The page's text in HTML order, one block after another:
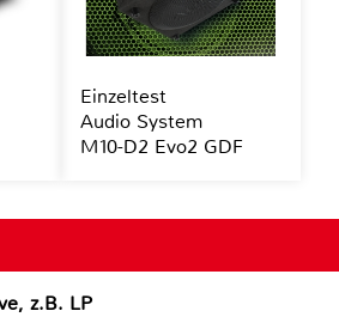
z.B. LP
Einzeltest
Audio System
M10-D2 Evo2 GDF